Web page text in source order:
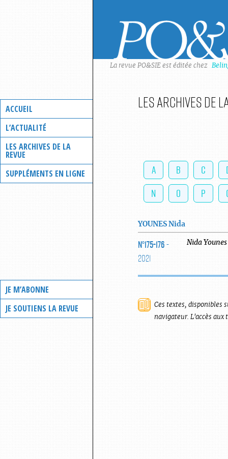
ACCUEIL
L’ACTUALITÉ
LES ARCHIVES DE LA
REVUE
SUPPLÉMENTS EN LIGNE
JE M’ABONNE
JE SOUTIENS LA REVUE
La revue PO&SIE est éditée chez
Les archives de
A B C
N
O P
YOUNES Nida
N°175-176-
2021
Nida Younes
Ces textes, disponibles
navigateur. L'accès aux